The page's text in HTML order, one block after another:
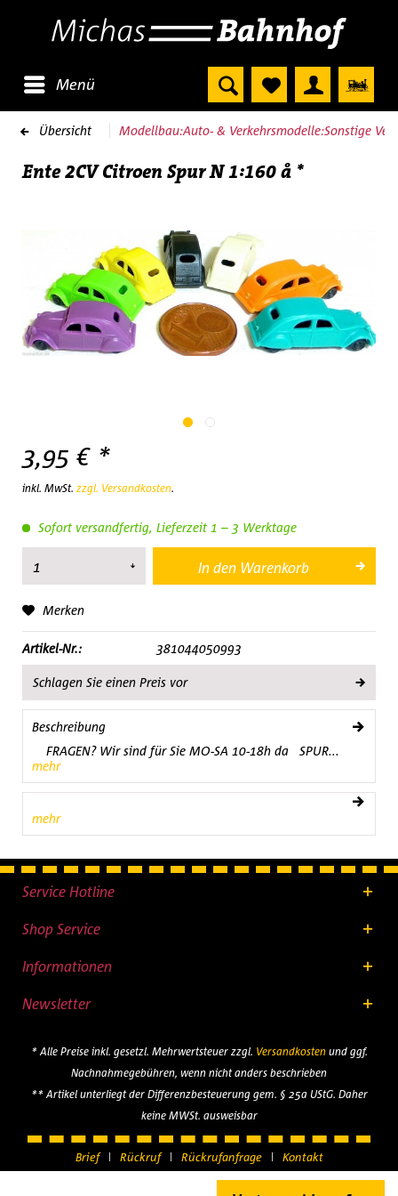
Menü
Übersicht Modellbau:Auto- & Verkehrsmodelle:Sonstige
Ente 2CV Citroen Spur N 1:160 å *
3,95 € *
inkl. MwSt. zzgl. Versandkosten.
Sofort versandfertig, Lieferzeit 1 – 3 Werktage
In den Warenkorb
Merken
Artikel-Nr.: 381044050993
Schlagen Sie einen Preis vor
Beschreibung
FRAGEN? Wir sind für Sie MO-SA 10-18h da SPUR...
mehr
mehr
Service Hotline
Shop Service
Informationen
Newsletter
* Alle Preise inkl. gesetzl. Mehrwertsteuer zzgl. Versandkostenund ggf.
Nachnahmegebühren, wenn nicht anders beschrieben
** Artikel unterliegt der Differenzbesteuerung gem. § 25a UStG. Daher
keine MWSt. ausweisbar
Brief Rückruf Rückrufanfrage Kontakt